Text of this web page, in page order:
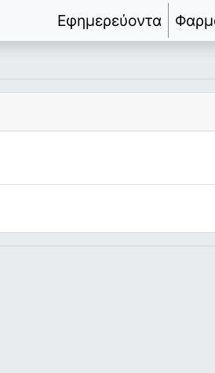
Εφημερεύοντα